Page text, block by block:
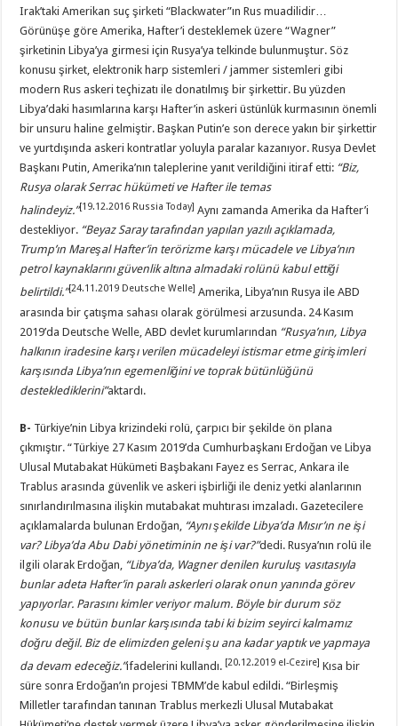
Irak’taki Amerikan suç şirketi “Blackwater”ın Rus muadilidir…
Görünüşe göre Amerika, Hafter’i desteklemek üzere “Wagner”
şirketinin Libya’ya girmesi için Rusya’ya telkinde bulunmuştur. Söz
konusu şirket, elektronik harp sistemleri / jammer sistemleri gibi
modern Rus askeri teçhizatı ile donatılmış bir şirkettir. Bu yüzden
Libya’daki hasımlarına karşı Hafter’in askeri üstünlük kurmasının önemli
bir unsuru haline gelmiştir. Başkan Putin’e son derece yakın bir şirkettir
ve yurtdışında askeri kontratlar yoluyla paralar kazanıyor. Rusya Devlet
Başkanı Putin, Amerika’nın taleplerine yanıt verildiğini itiraf etti: “Biz,
Rusya olarak Serrac hükümeti ve Hafter ile temas
halindeyiz.”[19.12.2016 Russia Today] Aynı zamanda Amerika da Hafter’i
destekliyor. “Beyaz Saray tarafından yapılan yazılı açıklamada,
Trump’ın Mareşal Hafter’in terörizme karşı mücadele ve Libya’nın
petrol kaynaklarını güvenlik altına almadaki rolünü kabul ettiği
belirtildi.”[24.11.2019 Deutsche Welle] Amerika, Libya’nın Rusya ile ABD
arasında bir çatışma sahası olarak görülmesi arzusunda. 24 Kasım
2019’da Deutsche Welle, ABD devlet kurumlarından “Rusya’nın, Libya
halkının iradesine karşı verilen mücadeleyi istismar etme girişimleri
karşısında Libya’nın egemenliğini ve toprak bütünlüğünü
desteklediklerini”aktardı.
B- Türkiye’nin Libya krizindeki rolü, çarpıcı bir şekilde ön plana
çıkmıştır. “Türkiye 27 Kasım 2019’da Cumhurbaşkanı Erdoğan ve Libya
Ulusal Mutabakat Hükümeti Başbakanı Fayez es Serrac, Ankara ile
Trablus arasında güvenlik ve askeri işbirliği ile deniz yetki alanlarının
sınırlandırılmasına ilişkin mutabakat muhtırası imzaladı. Gazetecilere
açıklamalarda bulunan Erdoğan, “Aynı şekilde Libya’da Mısır’ın ne işi
var? Libya’da Abu Dabi yönetiminin ne işi var?”dedi. Rusya’nın rolü ile
ilgili olarak Erdoğan, “Libya’da, Wagner denilen kuruluş vasıtasıyla
bunlar adeta Hafter’in paralı askerleri olarak onun yanında görev
yapıyorlar. Parasını kimler veriyor malum. Böyle bir durum söz
konusu ve bütün bunlar karşısında tabi ki bizim seyirci kalmamız
doğru değil. Biz de elimizden geleni şu ana kadar yaptık ve yapmaya
da devam edeceğiz.”ifadelerini kullandı. [20.12.2019 el-Cezire] Kısa bir
süre sonra Erdoğan’ın projesi TBMM’de kabul edildi. “Birleşmiş
Milletler tarafından tanınan Trablus merkezli Ulusal Mutabakat